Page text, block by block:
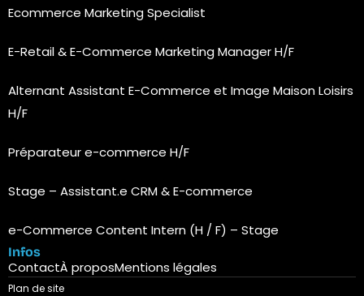
Infos
ContactÀ proposMentions légales
Ecommerce Marketing Specialist
E-Retail & E-Commerce Marketing Manager H/F
Alternant Assistant E-Commerce et Image Maison Loisirs
H/F
Préparateur e-commerce H/F
Stage – Assistant.e CRM & E-commerce
e-Commerce Content Intern (H / F) – Stage
Plan de site